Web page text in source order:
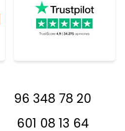
96 348 78 20
601 08 13 64